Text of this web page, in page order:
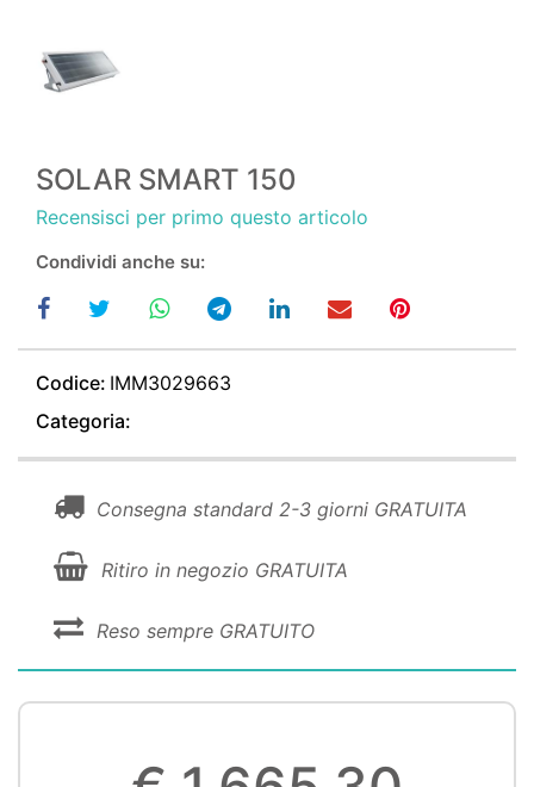
SOLAR SMART 150
Recensisci per primo questo articolo
Condividi anche su:
Codice: IMM3029663
Categoria:
Consegna standard 2-3 giorni GRATUITA
Ritiro in negozio GRATUITA
Reso sempre GRATUITO